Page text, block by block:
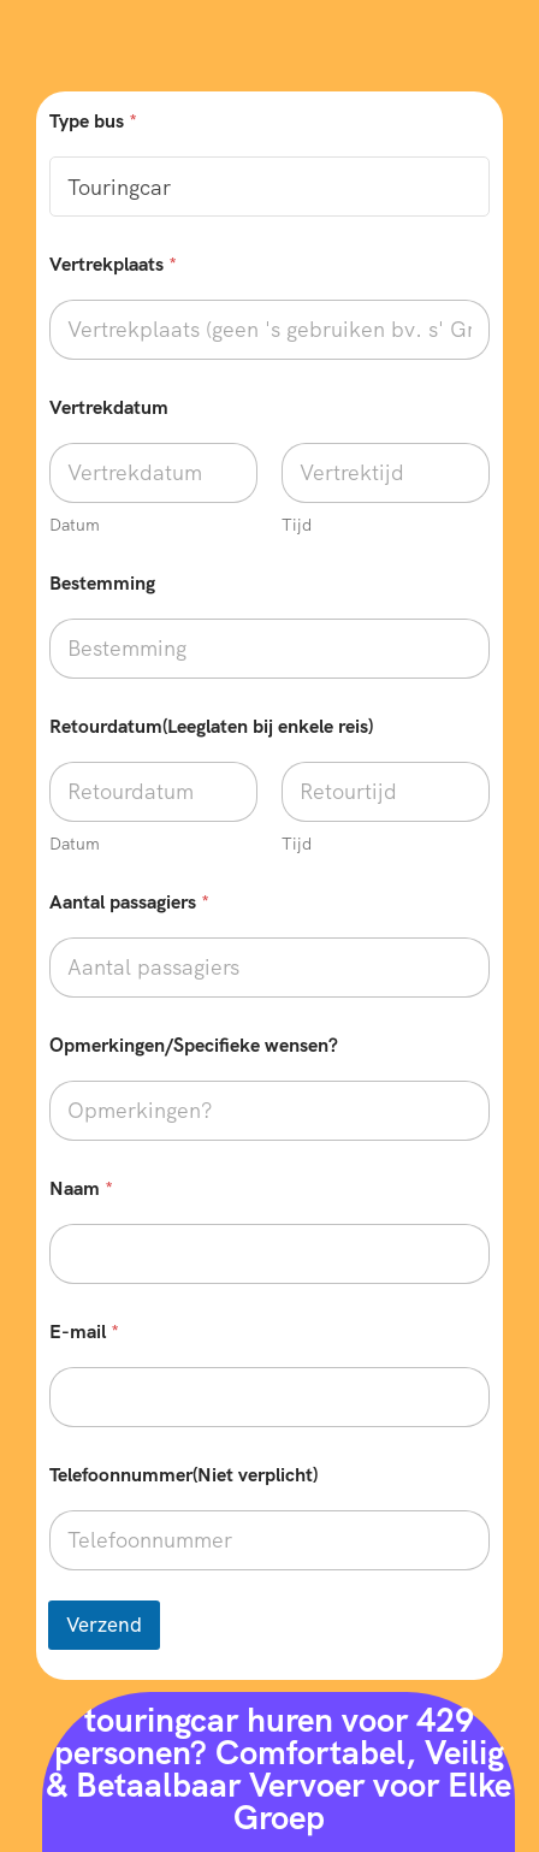
Type bus *
Vertrekplaats *
Vertrekdatum
Datum Tijd
Bestemming
n
e
l
e
b
V
r
t
k
a
t
u
Retourdatum(Leeglaten bij enkele reis)
Datum Tijd
Aantal passagiers *
Opmerkingen/Specifieke wensen?
Naam *
E-mail *
Telefoonnummer(Niet verplicht)
Verzend
touringcar huren voor 429
personen? Comfortabel, Veilig
& Betaalbaar Vervoer voor Elke
Groep